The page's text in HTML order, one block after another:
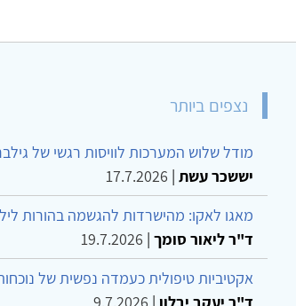
נצפים ביותר
מודל שלוש המערכות לוויסות רגשי של
יששכר עשת |
17.7.2026
מאגו לאקו: מהישרדות להגשמה בהורות
ד"ר ליאור סומך |
19.7.2026
אקטיביות טיפולית כעמדה נפשית של